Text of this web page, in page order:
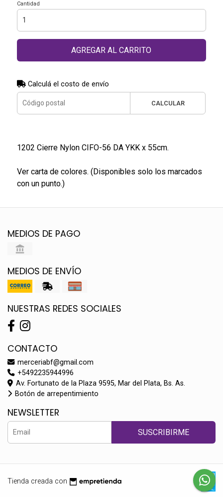
Cantidad
AGREGAR AL CARRITO
Calculá el costo de envío
CALCULAR
1202 Cierre Nylon CIFO-56 DA YKK x 55cm.
Ver carta de colores. (Disponibles solo los marcados
con un punto.)
MEDIOS DE PAGO
MEDIOS DE ENVÍO
NUESTRAS REDES SOCIALES
CONTACTO
merceriabf@gmail.com
+5492235944996
Av. Fortunato de la Plaza 9595, Mar del Plata, Bs. As.
Botón de arrepentimiento
NEWSLETTER
SUSCRIBIRME
Tienda creada con